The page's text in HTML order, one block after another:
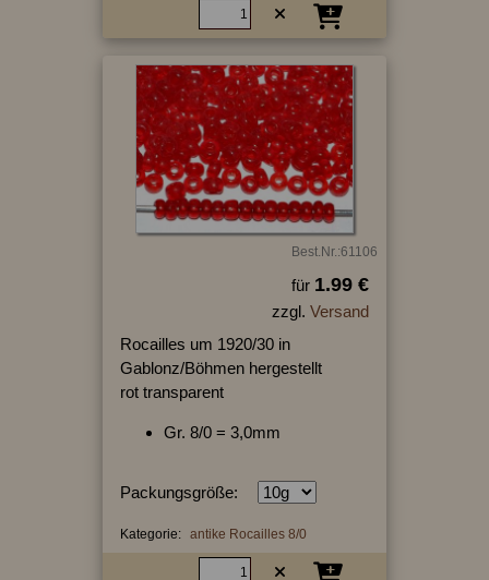
Best.Nr.:61106
für 1.99 €
zzgl. Versand
Rocailles um 1920/30 in
Gablonz/Böhmen hergestellt
rot transparent
Gr. 8/0 = 3,0mm
Packungsgröße:
Kategorie: antike Rocailles 8/0